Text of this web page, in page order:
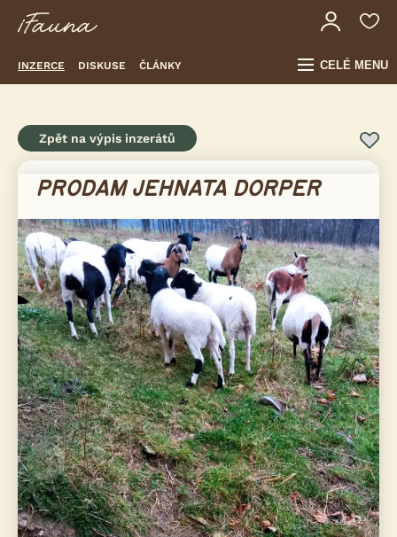
INZERCE DISKUSE ČLÁNKY CELÉ MENU
Zpět na výpis inzerátů
PRODAM JEHNATA DORPER